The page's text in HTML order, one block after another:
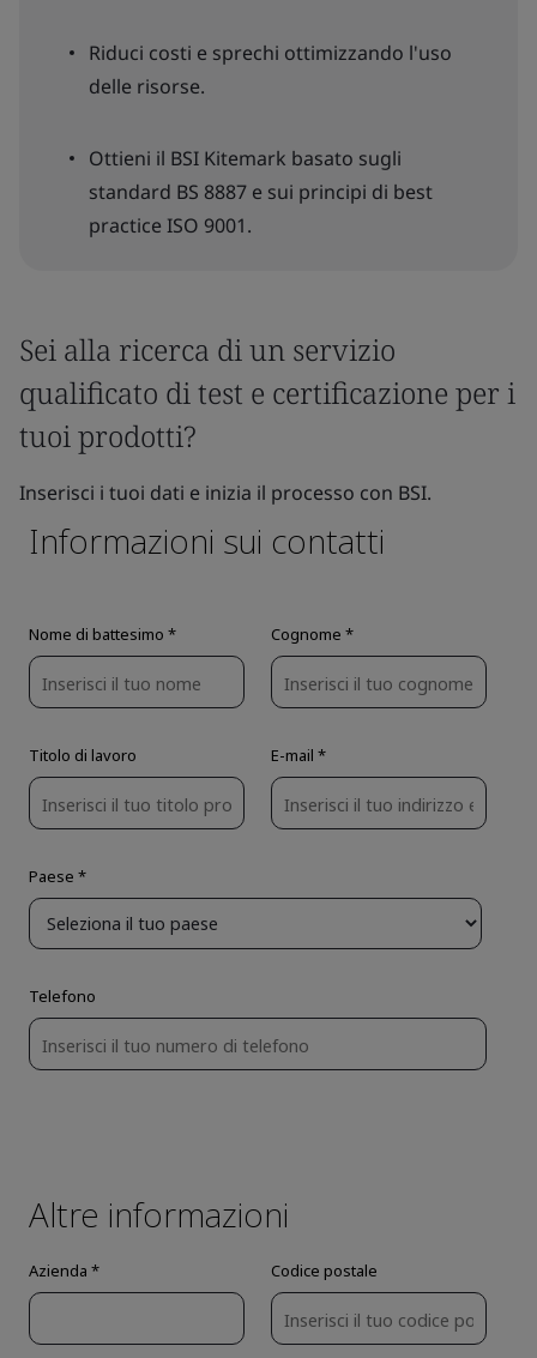
Riduci costi e sprechi ottimizzando l'uso
delle risorse.
Ottieni il BSI Kitemark basato sugli
standard BS 8887 e sui principi di best
practice ISO 9001.
Sei alla ricerca di un servizio
qualificato di test e certificazione per i
tuoi prodotti?
Inserisci i tuoi dati e inizia il processo con BSI.